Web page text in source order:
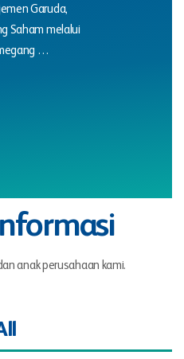
Garuda,
Saham melalui
…
anak perusahaan kami.